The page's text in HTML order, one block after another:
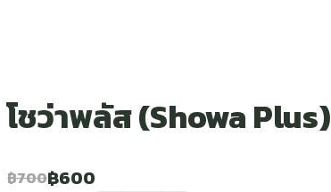
โชว่าพลัส (Showa Plus)
฿700฿600